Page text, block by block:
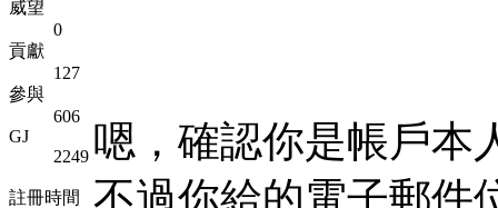
威望
0
貢獻
127
參與
606
GJ
2249
註冊時間
嗯，確認你是帳戶本
不過你給的電子郵件